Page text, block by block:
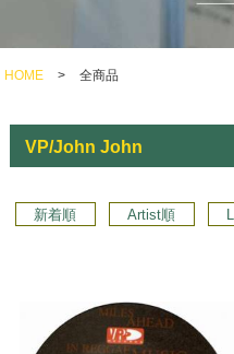
HOME > 全商品
VP/John John
新着順 Artist順